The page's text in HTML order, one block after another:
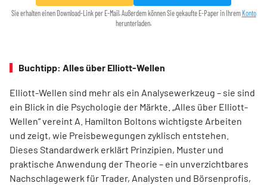
Sie erhalten einen Download-Link per E-Mail. Außerdem können Sie gekaufte E-Paper in Ihrem Konto
herunterladen.
Buchtipp: Alles über Elliott-Wellen
Elliott-Wellen sind mehr als ein Analysewerkzeug – sie sind
ein Blick in die Psychologie der Märkte. „Alles über Elliott-
Wellen“ vereint A. Hamilton Boltons wichtigste Arbeiten
und zeigt, wie Preisbewegungen zyklisch entstehen.
Dieses Standardwerk erklärt Prinzipien, Muster und
praktische Anwendung der Theorie – ein unverzichtbares
Nachschlagewerk für Trader, Analysten und Börsenprofis,